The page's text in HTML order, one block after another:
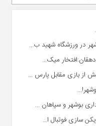
در ورزشگاه شهید ب...
دهقان:افتخار میک...
از بازی مقابل پارس ...
بوشهر و سپاهان ...
سازی فوتبال ا...